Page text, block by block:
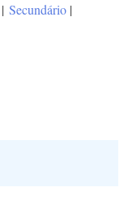
| Secundário |